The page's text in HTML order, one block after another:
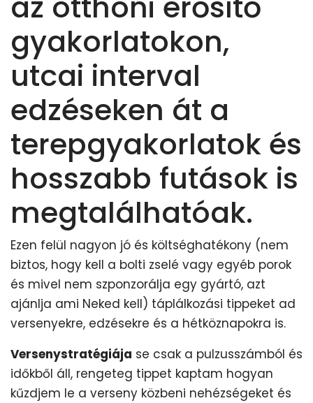
gyakorlatokon,
utcai interval
edzéseken át a
terepgyakorlatok és
hosszabb futások is
megtalálhatóak.
Ezen felül nagyon jó és költséghatékony (nem
biztos, hogy kell a bolti zselé vagy egyéb porok
és mivel nem szponzorálja egy gyártó, azt
ajánlja ami Neked kell) táplálkozási tippeket ad
versenyekre, edzésekre és a hétköznapokra is.
Versenystratégiája se csak a pulzusszámból és
időkből áll, rengeteg tippet kaptam hogyan
kűzdjem le a verseny közbeni nehézségeket és